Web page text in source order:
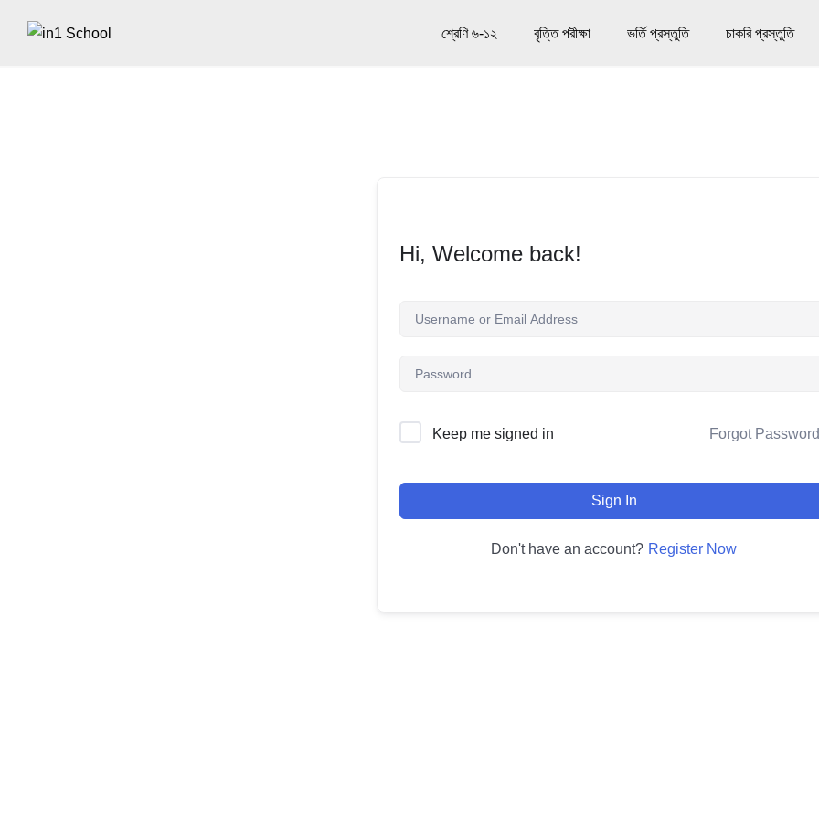
শ্রেণি ৬-১২ বৃত্তি পরীক্ষা ভর্তি প্রস্তুতি চাকরি প্রস্তুতি
Hi, Welcome back!
Keep me signed in Forgot
Sign In
Don't have an account? Register Now